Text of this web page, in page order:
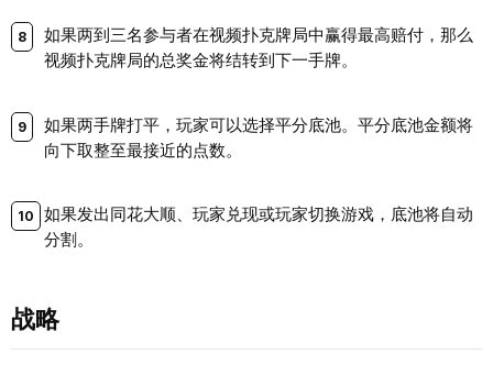
如果两到三名参与者在视频扑克牌局中赢得最高赔付，那么
视频扑克牌局的总奖金将结转到下一手牌。
如果两手牌打平，玩家可以选择平分底池。平分底池金额将
向下取整至最接近的点数。
如果发出同花大顺、玩家兑现或玩家切换游戏，底池将自动
分割。
战略